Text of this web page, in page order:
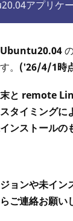
アプリケ
Ubuntu20.04
。 ('26/4/1時
と remote
タイミングに
ンストールの
ョンや未イン
ご連絡お願い